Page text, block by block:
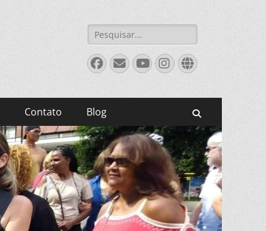
Pesquisar
por:
Facebook
EmailYouTube
Instagram
Website
Contato Blog